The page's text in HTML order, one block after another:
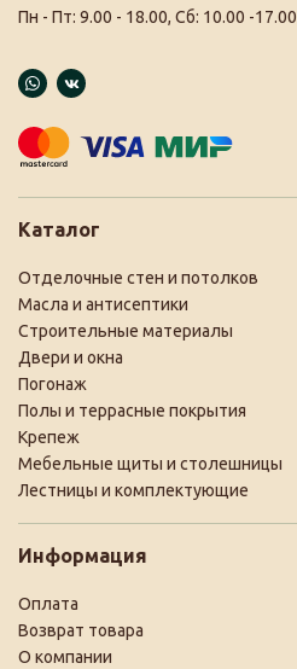
Пн - Пт: 9.00 - 18.00, Сб: 10.00 -17.00
Каталог
Отделочные стен и потолков
Масла и антисептики
Строительные материалы
Двери и окна
Погонаж
Полы и террасные покрытия
Крепеж
Мебельные щиты и столешницы
Лестницы и комплектующие
Информация
Оплата
Возврат товара
О компании